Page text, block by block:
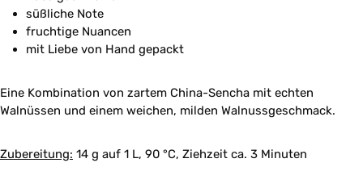
süßliche Note
fruchtige Nuancen
mit Liebe von Hand gepackt
Eine Kombination von zartem China-Sencha mit echten
Walnüssen und einem weichen, milden Walnussgeschmack.
Zubereitung: 14 g auf 1 L, 90 °C, Ziehzeit ca. 3 Minuten